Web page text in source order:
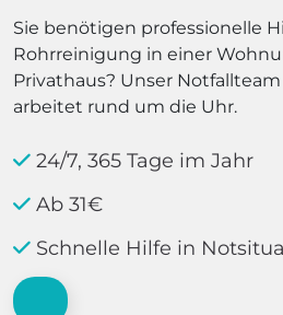
Sie benötigen professionelle
Rohrreinigung in einer
Privathaus? Unser
arbeitet rund um die Uhr.
24/7, 365 Tage im Jahr
Ab 31€
Schnelle Hilfe in